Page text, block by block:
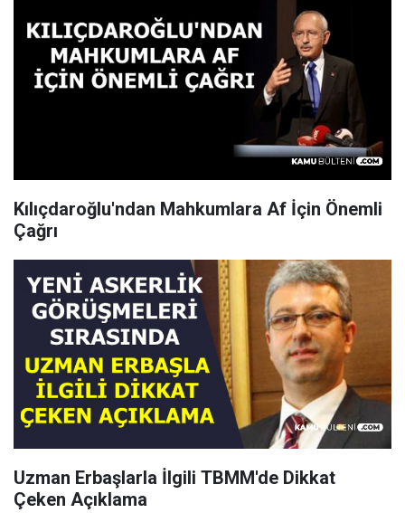
Kılıçdaroğlu'ndan Mahkumlara Af İçin Önemli
Çağrı
Uzman Erbaşlarla İlgili TBMM'de Dikkat
Çeken Açıklama